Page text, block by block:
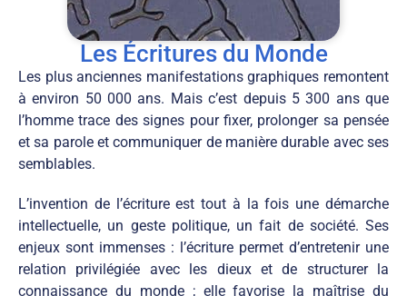
Les Écritures du Monde
Les plus anciennes manifestations graphiques remontent
à environ 50 000 ans. Mais c’est depuis 5 300 ans que
l’homme trace des signes pour fixer, prolonger sa pensée
et sa parole et communiquer de manière durable avec ses
semblables.
L’invention de l’écriture est tout à la fois une démarche
intellectuelle, un geste politique, un fait de société. Ses
enjeux sont immenses : l’écriture permet d’entretenir une
relation privilégiée avec les dieux et de structurer la
connaissance du monde ; elle favorise la maîtrise du